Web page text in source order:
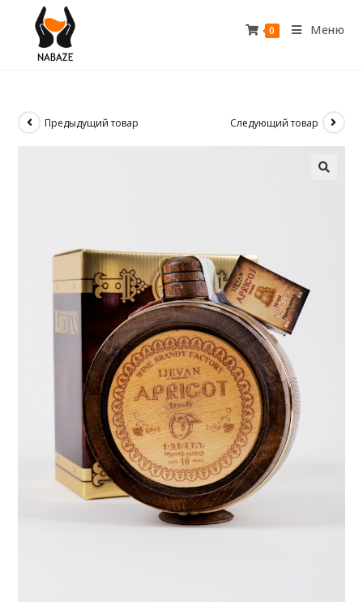
0 Меню
Предыдущий товар Следующий товар